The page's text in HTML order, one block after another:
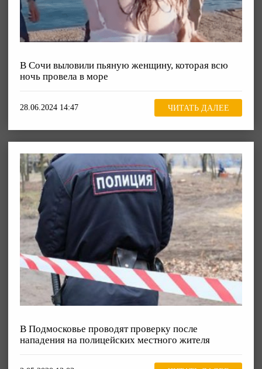
В Сочи выловили пьяную женщину, которая всю
ночь провела в море
28.06.2024 14:47 ЧИТАТЬ ДАЛЕЕ
В Подмосковье проводят проверку после
нападения на полицейских местного жителя